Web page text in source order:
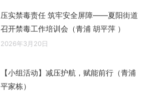
压实禁毒责任 筑牢安全屏障——夏阳街道
召开禁毒工作培训会（青浦 胡平萍 ）
2026年3月20日
【小组活动】减压护航，赋能前行（青浦
平家栋）